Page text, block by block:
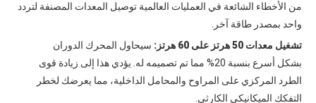
من الأخطاء الشائعة في العمليات العالمية توصيل المعدات المصنفة لتردد
واحد بمصدر طاقة آخر.
تشغيل معدات 50 هرتز على 60 هرتز:
سيحاول المحرك الدوران
بشكل أسرع بنسبة 20% مما تم تصميمه له. يؤدي هذا إلى زيادة قوى
الطرد المركزي على المراوح والمحامل الداخلية، مما يعرضك لخطر
التفكك الميكانيكي الكارثي.